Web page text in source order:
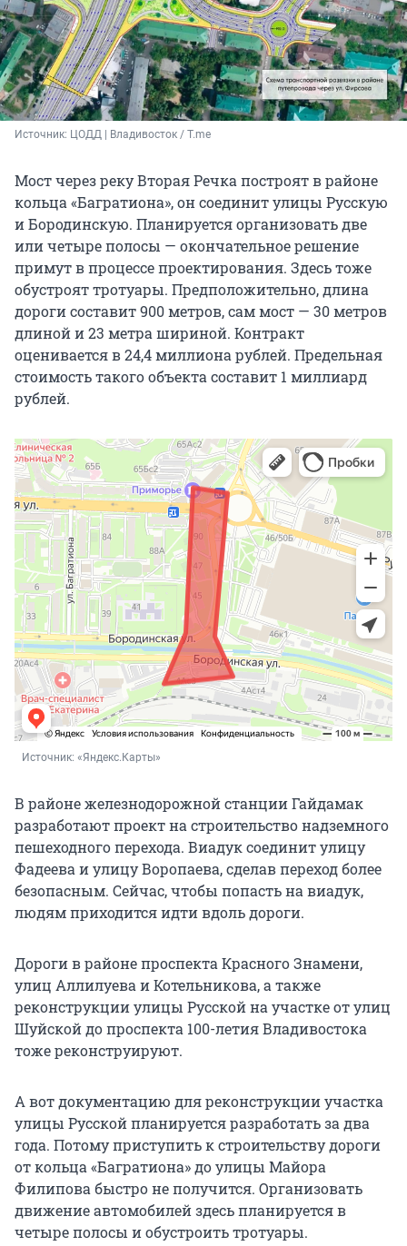
Источник: ЦОДД | Владивосток / T.me
Мост через реку Вторая Речка построят в районе
кольца «Багратиона», он соединит улицы Русскую
и Бородинскую. Планируется организовать две
или четыре полосы — окончательное решение
примут в процессе проектирования. Здесь тоже
обустроят тротуары. Предположительно, длина
дороги составит 900 метров, сам мост — 30 метров
длиной и 23 метра шириной. Контракт
оценивается в 24,4 миллиона рублей. Предельная
стоимость такого объекта составит 1 миллиард
рублей.
Источник: «Яндекс.Карты»
В районе железнодорожной станции Гайдамак
разработают проект на строительство надземного
пешеходного перехода. Виадук соединит улицу
Фадеева и улицу Воропаева, сделав переход более
безопасным. Сейчас, чтобы попасть на виадук,
людям приходится идти вдоль дороги.
Дороги в районе проспекта Красного Знамени,
улиц Аллилуева и Котельникова, а также
реконструкции улицы Русской на участке от улиц
Шуйской до проспекта 100-летия Владивостока
тоже реконструируют.
А вот документацию для реконструкции участка
улицы Русской планируется разработать за два
года. Потому приступить к строительству дороги
от кольца «Багратиона» до улицы Майора
Филипова быстро не получится. Организовать
движение автомобилей здесь планируется в
четыре полосы и обустроить тротуары.